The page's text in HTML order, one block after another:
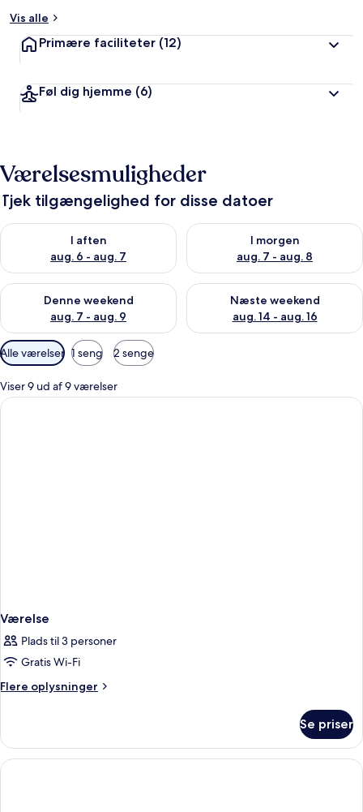
Vis alle
Primære faciliteter (12)
Føl dig hjemme (6)
Værelsesmuligheder
Tjek tilgængelighed for disse datoer
I aften
aug. 6 - aug. 7
Tjek tilgængelighed for i aften aug. 6 - aug. 7
I morgen
aug. 7 - aug. 8
Tjek tilgængelighed for i
Denne weekend
aug. 7 - aug. 9
Tjek tilgængelighed for denne weekend aug. 7 - aug. 9
Næste weekend
aug. 14 - aug. 16
Tjek tilgængelighed for næste
Tilgængelige
filtre
for
værelser
Alle værelser 1 seng 2 senge
Viser 9 ud af 9 værelser
Værelse
Plads til 3 personer
Gratis Wi-Fi
Flere oplysninger
Flere
Se priser